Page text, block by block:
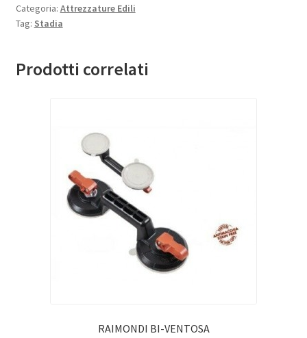
Categoria: Attrezzature Edili
Tag: Stadia
Prodotti correlati
RAIMONDI BI-VENTOSA